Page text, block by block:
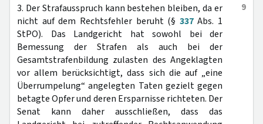
9
3. Der Strafausspruch kann bestehen bleiben, da er
nicht auf dem Rechtsfehler beruht (§ 337Abs. 1
StPO). Das Landgericht hat sowohl bei der
Bemessung der Strafen als auch bei der
Gesamtstrafenbildung zulasten des Angeklagten
vor allem berücksichtigt, dass sich die auf „eine
Überrumpelung“ angelegten Taten gezielt gegen
betagte Opfer und deren Ersparnisse richteten. Der
Senat kann daher ausschließen, dass das